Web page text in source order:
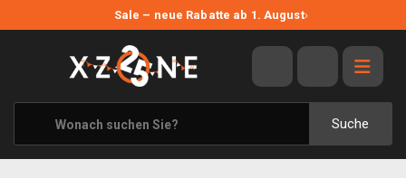
Sale – neue Rabatte ab 1. August›
Suche
ANGEBOTE
ALLE MARKEN
XZONE ORIGINALS
KLEIDUNG & ACCESSOIRES